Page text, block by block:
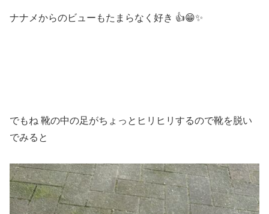
ナナメからのビューもたまらなく好き 👍😁✨
でもね 靴の中の足がちょっとヒリヒリするので靴を脱い
でみると